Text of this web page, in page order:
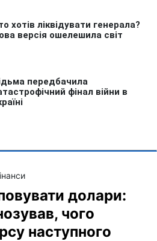
долари:
чого
наступного